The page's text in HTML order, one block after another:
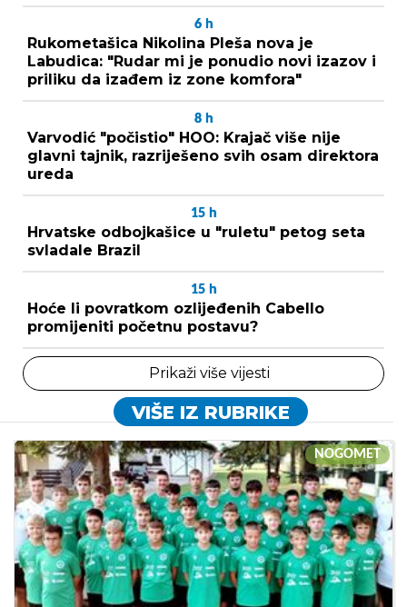
6 h
Rukometašica Nikolina Pleša nova je
Labudica: "Rudar mi je ponudio novi izazov i
priliku da izađem iz zone komfora"
8 h
Varvodić "počistio" HOO: Krajač više nije
glavni tajnik, razriješeno svih osam direktora
ureda
15 h
Hrvatske odbojkašice u "ruletu" petog seta
svladale Brazil
15 h
Hoće li povratkom ozlijeđenih Cabello
promijeniti početnu postavu?
Prikaži više vijesti
VIŠE IZ RUBRIKE
NOGOMET